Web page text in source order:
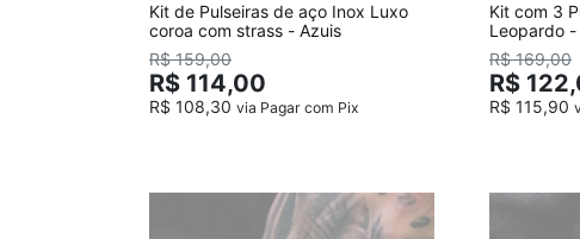
Kit de Pulseiras de aço Inox Luxo
coroa com strass - Azuis
R$ 159,00
R$ 114,00
R$ 108,30 via Pagar com Pix
Kit com 3
Leopardo
R$ 169,00
R$
R$ 115,90